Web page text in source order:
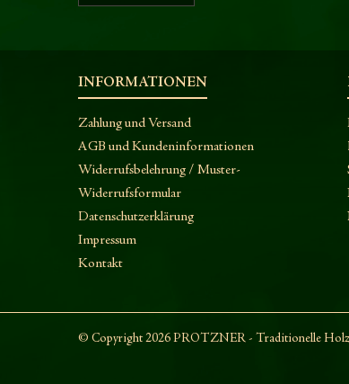
INFORMATIONEN
Zahlung und Versand
AGB und Kundeninformationen
Widerrufsbelehrung / Muster-
Widerrufsformular
Datenschutzerklärung
Impressum
Kontakt
© Copyright 2026 PROTZNER - Traditionelle